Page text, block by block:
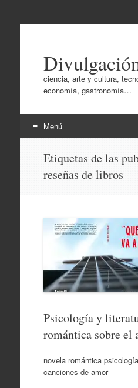
ciencia, arte y cultura,
economía, gastronomía…
Menú
contenido
Etiquetas de las
reseñas de libros
Psicología y
romántica sobre el
novela romántica
canciones de amor